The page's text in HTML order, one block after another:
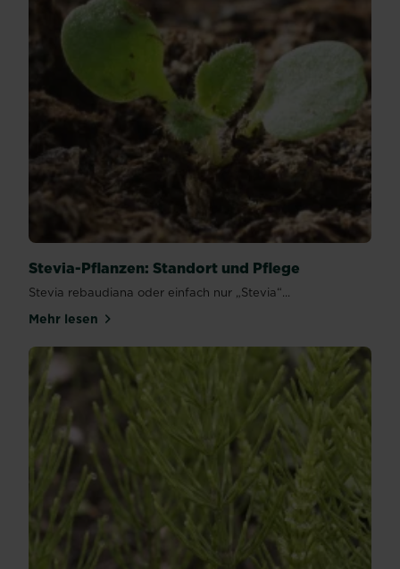
Stevia-Pflanzen: Standort und Pflege
Stevia rebaudiana oder einfach nur „Stevia“...
Mehr lesenüber Stevia-Pflanzen: Standort und Pflege